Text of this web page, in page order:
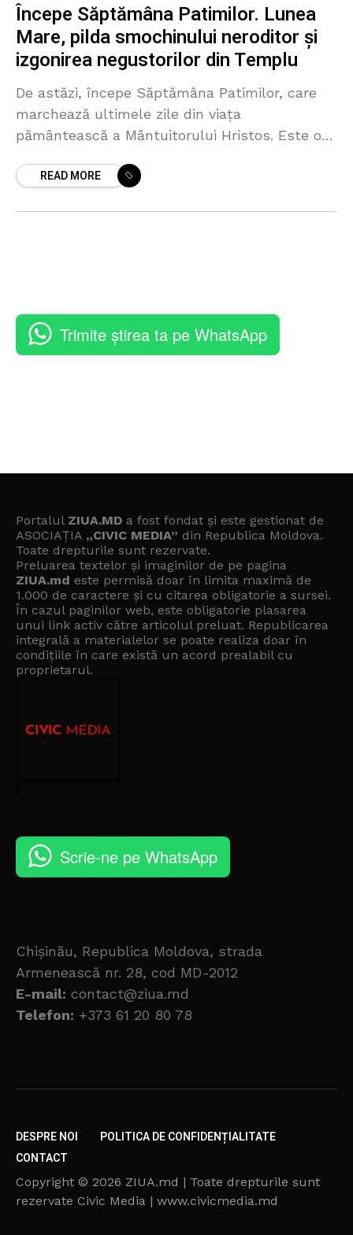
Începe Săptămâna Patimilor. Lunea
Mare, pilda smochinului neroditor și
izgonirea negustorilor din Templu
De astăzi, începe Săptămâna Patimilor, care
marchează ultimele zile din viața
pământească a Mântuitorului Hristos. Este o
o semnificație aparte, încărcată de
READ MORE
Trimite știrea ta pe WhatsApp
Portalul ZIUA.MD a fost fondat și este gestionat de
ASOCIAȚIA „CIVIC MEDIA” din Republica Moldova.
Toate drepturile sunt rezervate.
Preluarea textelor și imaginilor de pe pagina
ZIUA.md este permisă doar în limita maximă de
1.000 de caractere și cu citarea obligatorie a sursei.
În cazul paginilor web, este obligatorie plasarea
unui link activ către articolul preluat. Republicarea
integrală a materialelor se poate realiza doar în
condițiile în care există un acord prealabil cu
proprietarul.
Scrie-ne pe WhatsApp
Chișinău, Republica Moldova, strada
Armenească nr. 28, cod MD-2012
E-mail: contact@ziua.md
Telefon: +373 61 20 80 78
DESPRE NOI
POLITICA DE CONFIDENȚIALITATE
CONTACT
Copyright © 2026 ZIUA.md | Toate drepturile sunt
rezervate Civic Media | www.civicmedia.md